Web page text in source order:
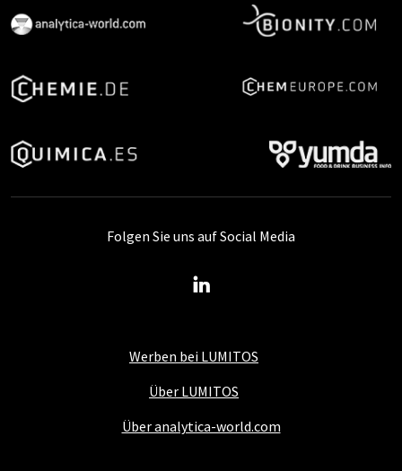
Werben bei LUMITOS
Über LUMITOS
Über analytica-world.com
Folgen Sie uns auf Social Media